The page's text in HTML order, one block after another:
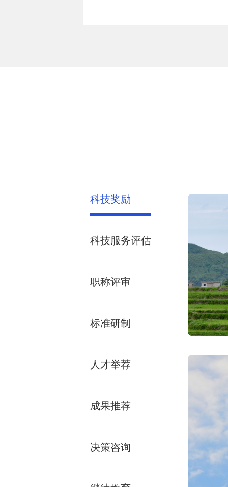
科技奖励
科技服务评估
职称评审
标准研制
人才举荐
成果推荐
决策咨询